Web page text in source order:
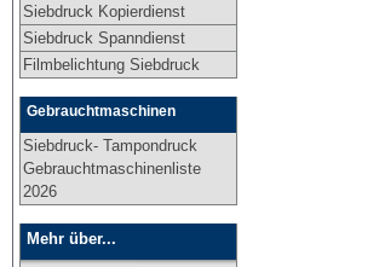
Siebdruck Kopierdienst
Siebdruck Spanndienst
Filmbelichtung Siebdruck
Gebrauchtmaschinen
Siebdruck- Tampondruck
Gebrauchtmaschinenliste
2026
Mehr über...